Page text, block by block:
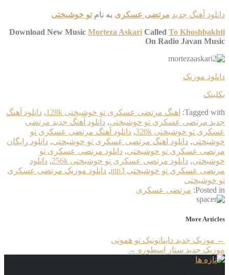
دانلود آهنگ جدید مرتضی عسکری به نامتو خوشبختی
Download New Music Morteza Askari Called To Khoshbakhti
On Radio Javan Music
دانلود موزیک
بکلینک
Tagged with: اهنگ مرتضی عسکری تو خوشبختی 128k , دانلود آهنگ
جدید مرتضی عسکری تو خوشبختی, دانلود آهنگ جدید مرتضی
عسکری تو خوشبختی 320k
, دانلود آهنگ مرتضی عسکری تو
خوشبختی, دانلود اهنگ مرتضی عسکری تو خوشبختی, دانلود رایگان
مرتضی عسکری تو خوشبختی, دانلود مرتضی عسکری تو
خوشبختی, دانلود مرتضی عسکری تو خوشبختی 256k , دانلود
مرتضی عسکری تو خوشبختی mp3
, دانلود موزیک مرتضی عسکری
تو خوشبختی
Posted in: مرتضی عسکری
More Articles
← موزیک جدید دایناتونیک تو همونی
موزیک جدید ستار اسطوره →